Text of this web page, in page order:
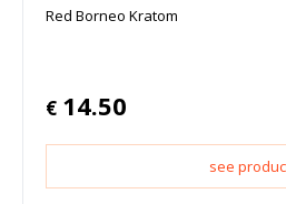
Red Borneo Kratom
€ 14.50
see